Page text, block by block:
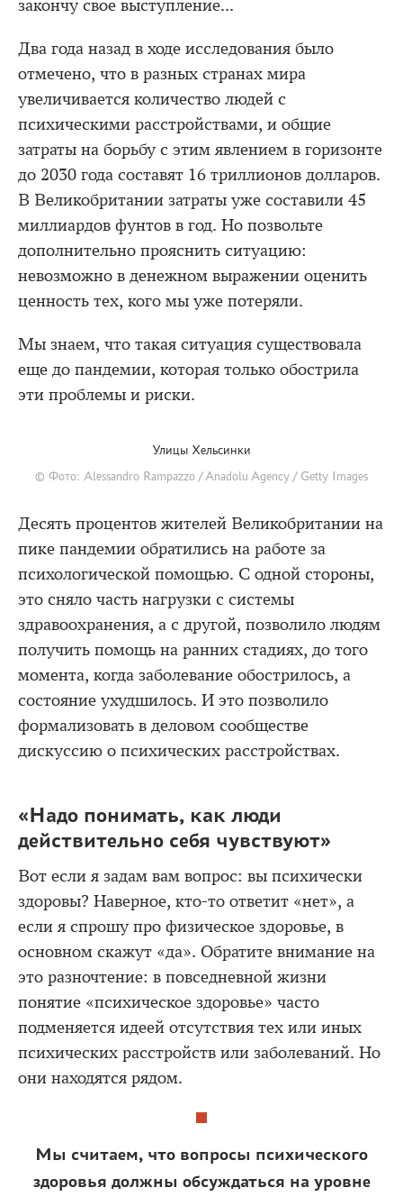
закончу свое выступление...
Два года назад в ходе исследования было
отмечено, что в разных странах мира
увеличивается количество людей с
психическими расстройствами, и общие
затраты на борьбу с этим явлением в горизонте
до 2030 года составят 16 триллионов долларов.
В Великобритании затраты уже составили 45
миллиардов фунтов в год. Но позвольте
дополнительно прояснить ситуацию:
невозможно в денежном выражении оценить
ценность тех, кого мы уже потеряли.
Мы знаем, что такая ситуация существовала
еще до пандемии, которая только обострила
эти проблемы и риски.
Улицы Хельсинки
© Фото: Alessandro Rampazzo / Anadolu Agency / Getty Images
Десять процентов жителей Великобритании на
пике пандемии обратились на работе за
психологической помощью. С одной стороны,
это сняло часть нагрузки с системы
здравоохранения, а с другой, позволило людям
получить помощь на ранних стадиях, до того
момента, когда заболевание обострилось, а
состояние ухудшилось. И это позволило
формализовать в деловом сообществе
дискуссию о психических расстройствах.
«Надо понимать, как люди
действительно себя чувствуют»
Вот если я задам вам вопрос: вы психически
здоровы? Наверное, кто-то ответит «нет», а
если я спрошу про физическое здоровье, в
основном скажут «да». Обратите внимание на
это разночтение: в повседневной жизни
понятие «психическое здоровье» часто
подменяется идеей отсутствия тех или иных
психических расстройств или заболеваний. Но
они находятся рядом.
Мы считаем, что вопросы психического
здоровья должны обсуждаться на уровне